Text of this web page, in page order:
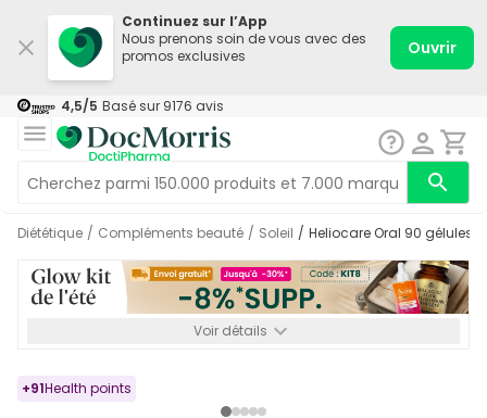
Continuez sur l’App
Nous prenons soin de vous avec des
promos exclusives
Ouvrir
4,5/5 Basé sur 9176 avis
Diététique / Compléments beauté / Soleil / Heliocare Oral 90 gélules
Voir détails
+91Health points